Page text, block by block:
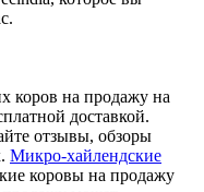
коров на продажу на
доставкой.
отзывы, обзоры
Микро-хайлендские
коровы на продажу